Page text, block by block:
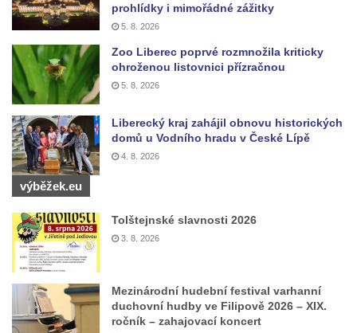
prohlídky i mimořádné zážitky
5. 8. 2026
Zoo Liberec poprvé rozmnožila kriticky
ohroženou listovnici přízračnou
5. 8. 2026
Liberecký kraj zahájil obnovu historických
domů u Vodního hradu v České Lípě
4. 8. 2026
výběžek.eu
Tolštejnské slavnosti 2026
3. 8. 2026
Mezinárodní hudební festival varhanní
duchovní hudby ve Filipově 2026 – XIX.
ročník – zahajovací koncert